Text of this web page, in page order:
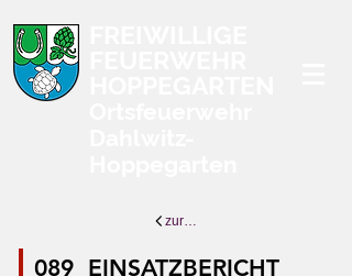
zurück zur Übersicht
EINSATZBERICHT
089